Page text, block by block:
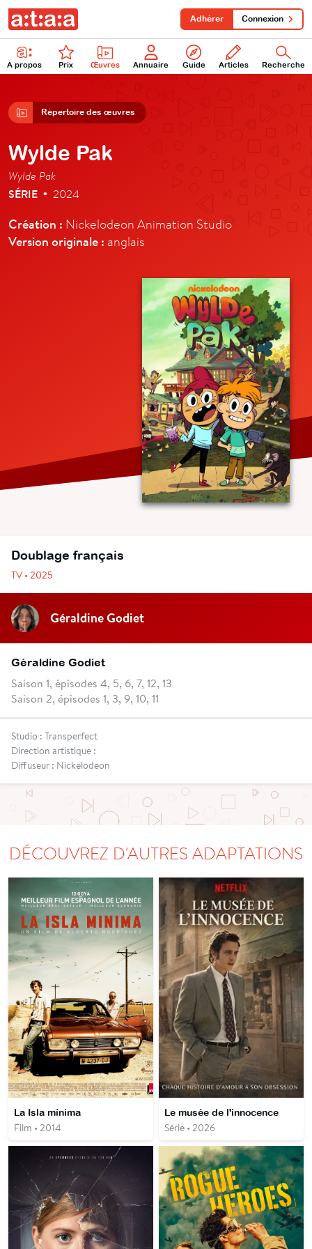
À propos Prix Œuvres Annuaire Guide Articles Recherche
Adhérer Connexion
Répertoire des œuvres
Wylde Pak
Wylde Pak
SÉRIE • 2024
Création : Nickelodeon Animation Studio
Version originale : anglais
Doublage français
TV • 2025
Géraldine Godiet
Géraldine Godiet
Saison 1, épisodes 4, 5, 6, 7, 12, 13
Saison 2, épisodes 1, 3, 9, 10, 11
Studio : Transperfect
Direction artistique :
Diffuseur : Nickelodeon
DÉCOUVREZ D'AUTRES ADAPTATIONS
La Isla mínima
Film • 2014
Le musée de l'innocence
Série • 2026